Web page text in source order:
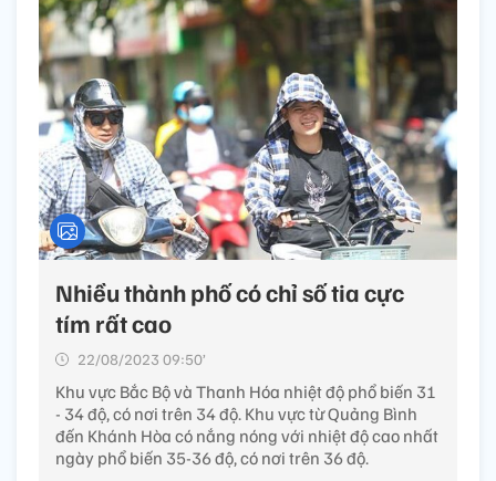
Nhiều thành phố có chỉ số tia cực
tím rất cao
22/08/2023 09:50’
Khu vực Bắc Bộ và Thanh Hóa nhiệt độ phổ biến 31
- 34 độ, có nơi trên 34 độ. Khu vực từ Quảng Bình
đến Khánh Hòa có nắng nóng với nhiệt độ cao nhất
ngày phổ biến 35-36 độ, có nơi trên 36 độ.